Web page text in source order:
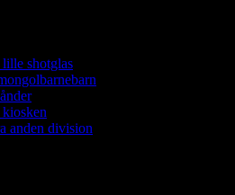
shotglas
anden division